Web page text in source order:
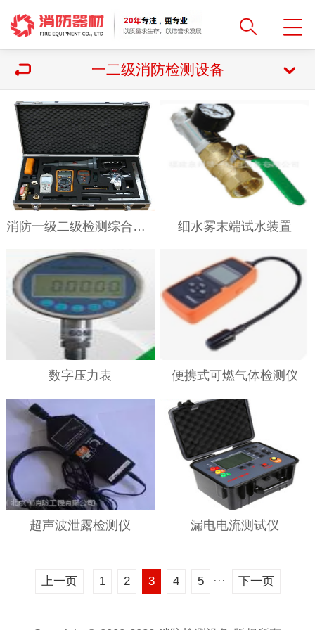
一二级消防检测设备
消防一级二级检测综合工具GA1157-2014 细水雾末端试水装置
数字压力表 便携式可燃气体检测仪
超声波泄露检测仪 漏电电流测试仪
上一页 1 2 3 4 5 ··· 下一页